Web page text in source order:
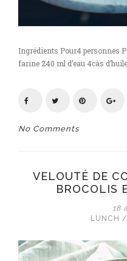
Ingrédients Pour4 personnes
farine 240 ml d’eau 4càs
No Comments
VELOUTÉ DE
BROCOLIS
18
LUNCH /